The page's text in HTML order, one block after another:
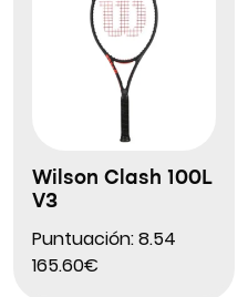
Wilson Clash 100L
V3
Puntuación: 8.54
165.60€